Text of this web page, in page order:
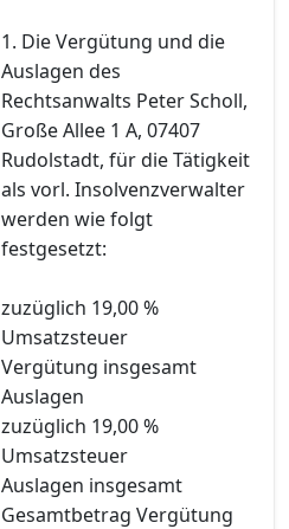
1. Die Vergütung und die
Auslagen des
Rechtsanwalts Peter Scholl,
Große Allee 1 A, 07407
Rudolstadt, für die Tätigkeit
als vorl. Insolvenzverwalter
werden wie folgt
festgesetzt:
zuzüglich 19,00 %
Umsatzsteuer
Vergütung insgesamt
Auslagen
zuzüglich 19,00 %
Umsatzsteuer
Auslagen insgesamt
Gesamtbetrag Vergütung